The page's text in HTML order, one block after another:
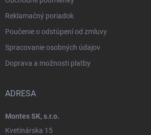
Reklamačný poriadok
Poučenie o odstúpení od zmluvy
Spracovanie osobných údajov
Doprava a možnosti platby
ADRESA
Montes SK, s.r.o.
Kvetinárska 15